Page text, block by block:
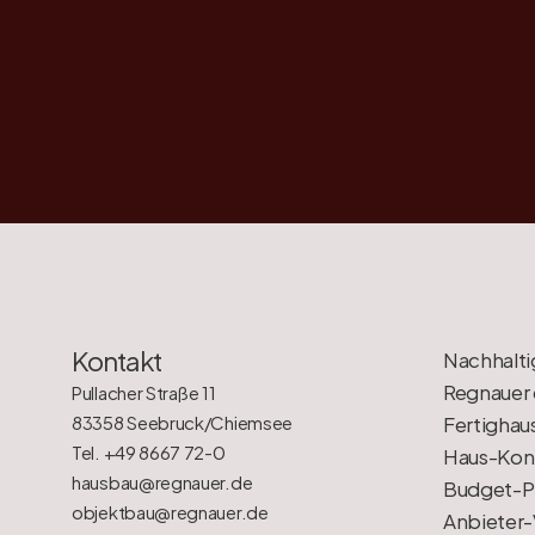
Kontakt
Pullacher Straße 11
83358 Seebruck/Chiemsee
Tel. +49 8667 72-0
hausbau@regnauer.de
objektbau@regnauer.de
Haus-
Budget-